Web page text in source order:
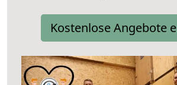
Kostenlose Angebote